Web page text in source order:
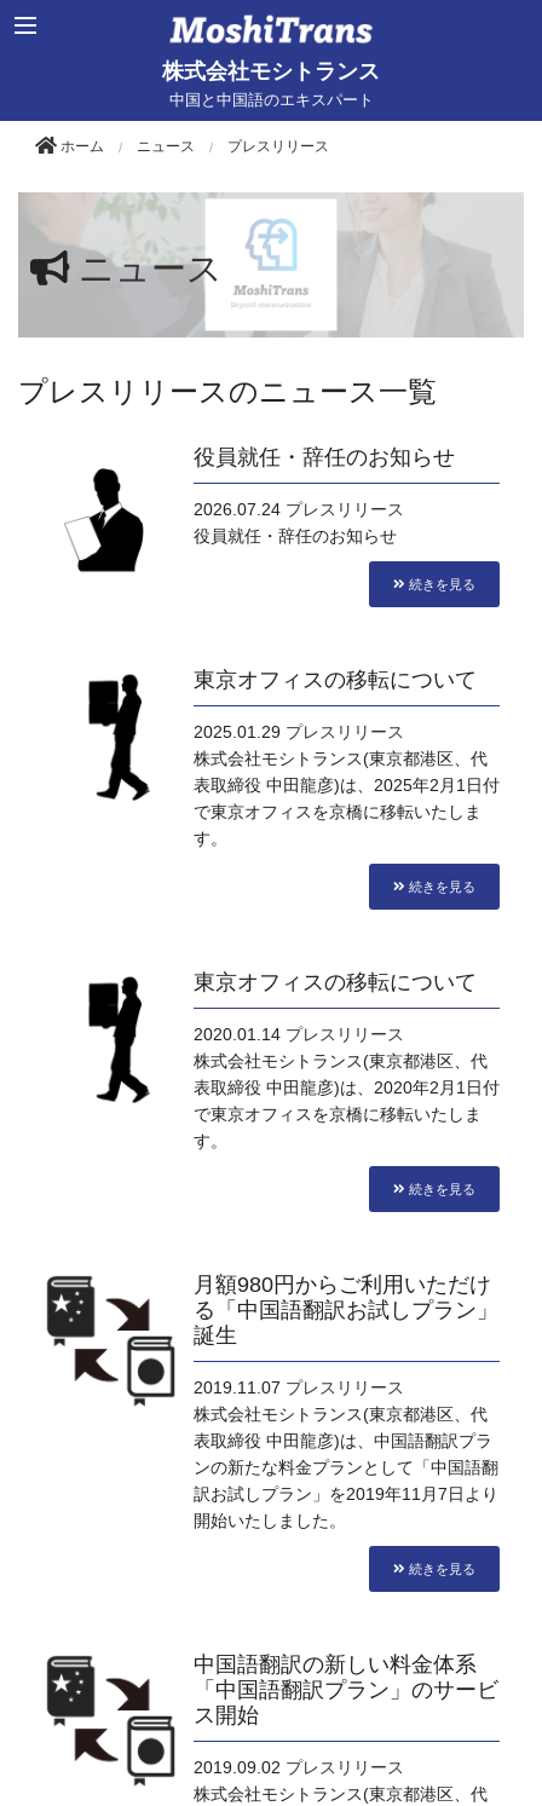
株式会社モシトランス
中国と中国語のエキスパート
ホーム ニュース プレスリリース
ニュース
プレスリリースのニュース一覧
役員就任・辞任のお知らせ
2026.07.24 プレスリリース
役員就任・辞任のお知らせ
続きを見る
東京オフィスの移転について
2025.01.29 プレスリリース
株式会社モシトランス(東京都港区、代
表取締役 中田龍彦)は、2025年2月1日付
で東京オフィスを京橋に移転いたしま
す。
続きを見る
東京オフィスの移転について
2020.01.14 プレスリリース
株式会社モシトランス(東京都港区、代
表取締役 中田龍彦)は、2020年2月1日付
で東京オフィスを京橋に移転いたしま
す。
続きを見る
月額980円からご利用いただけ
る「中国語翻訳お試しプラン」
誕生
2019.11.07 プレスリリース
株式会社モシトランス(東京都港区、代
表取締役 中田龍彦)は、中国語翻訳プラ
ンの新たな料金プランとして「中国語翻
訳お試しプラン」を2019年11月7日より
開始いたしました。
続きを見る
中国語翻訳の新しい料金体系
「中国語翻訳プラン」のサービ
ス開始
2019.09.02 プレスリリース
株式会社モシトランス(東京都港区、代